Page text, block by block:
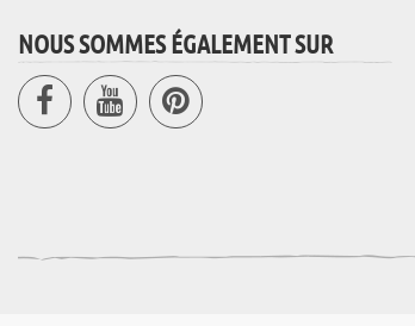
NOUS SOMMES ÉGALEMENT SUR